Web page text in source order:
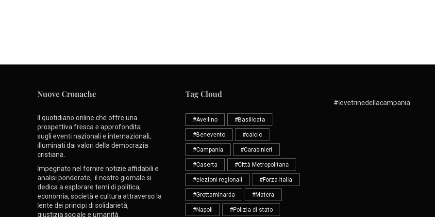
Nuove Cronache
Il quotidiano online che offre una
prospettiva fresca e approfondita
sugli eventi nazionali e internazionali,
illuminati dai valori della democrazia
cristiana.
Impegnato nel fornire notizie affidabili e
analisi ponderate, il nostro giornale si
dedica a esplorare temi di politica,
economia, società e cultura attraverso la
lente dei principi di solidarietà,
giustizia sociale e umanità.
Tag Cloud
#Avellino #Basilicata
#Benevento #calcio
#Campania #Carabinieri
#Caserta #Città Metropolitana
#elezioni regionali #Forza Italia
#Grottaminarda #Matera
#Napoli #Polizia di stato
#levetrinedellacampania